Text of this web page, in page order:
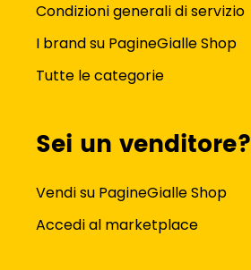
Condizioni generali di servizio
I brand su PagineGialle Shop
Tutte le categorie
Sei un venditore?
Vendi su PagineGialle Shop
Accedi al marketplace